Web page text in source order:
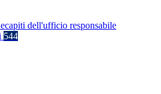
dell'ufficio responsabile
544